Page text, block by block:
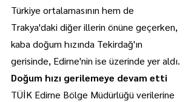
Türkiye ortalamasının hem de
Trakya'daki diğer illerin önüne geçerken,
kaba doğum hızında Tekirdağ'ın
gerisinde, Edirne'nin ise üzerinde yer aldı.
Doğum hızı gerilemeye devam etti
TÜİK Edirne Bölge Müdürlüğü verilerine